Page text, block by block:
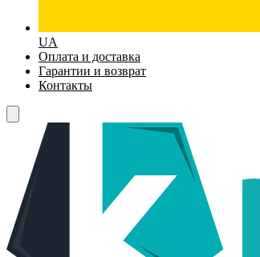
UA
Оплата и доставка
Гарантии и возврат
Контакты